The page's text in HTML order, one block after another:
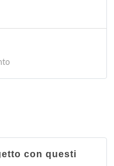
con questi